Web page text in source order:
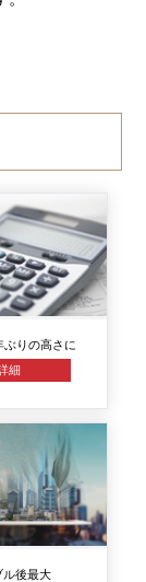
ぶりの高さに
細
ル後最大